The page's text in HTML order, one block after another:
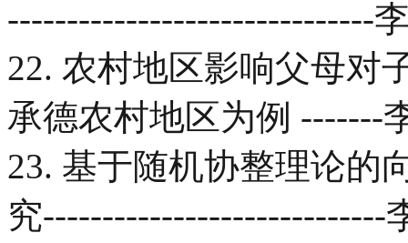
-------------------------------
22. 农村地区影响父母对
承德农村地区为例 -------
23. 基于随机协整理论的
究-----------------------------